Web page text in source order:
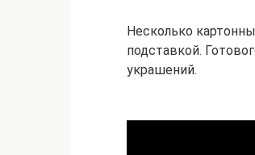
Несколько
подставкой.
украшений.